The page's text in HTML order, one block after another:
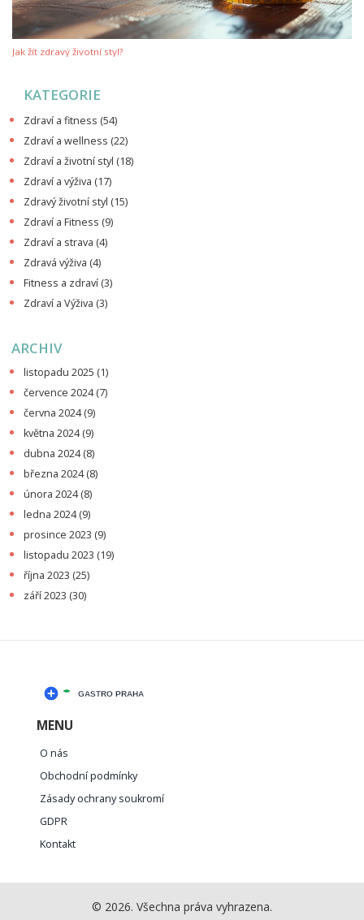
Jak žít zdravý životní styl?
KATEGORIE
Zdraví a fitness (54)
Zdraví a wellness (22)
Zdraví a životní styl (18)
Zdraví a výživa (17)
Zdravý životní styl (15)
Zdraví a Fitness (9)
Zdraví a strava (4)
Zdravá výživa (4)
Fitness a zdraví (3)
Zdraví a Výživa (3)
ARCHIV
listopadu 2025 (1)
července 2024(7)
června 2024(9)
května 2024(9)
dubna 2024(8)
března 2024(8)
února 2024(8)
ledna 2024(9)
prosince 2023 (9)
listopadu 2023 (19)
října 2023 (25)
září 2023 (30)
MENU
O nás
Obchodní podmínky
Zásady ochrany soukromí
GDPR
Kontakt
© 2026. Všechna práva vyhrazena.